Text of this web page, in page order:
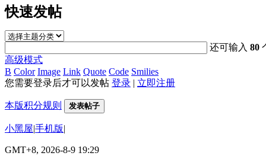
快速发帖
还可输入80
高级模式
B Color Image Link Quote Code Smilies
您需要登录后才可以发帖 登录 | 立即注册
本版积分规则 发表帖子
小黑屋|手机版|
GMT+8, 2026-8-9 19:29